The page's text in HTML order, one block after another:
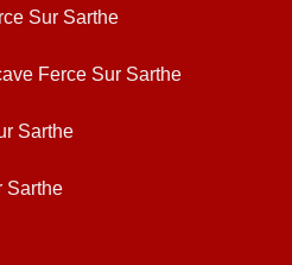
Sur Sarthe
Ferce Sur Sarthe
Sarthe
Sarthe